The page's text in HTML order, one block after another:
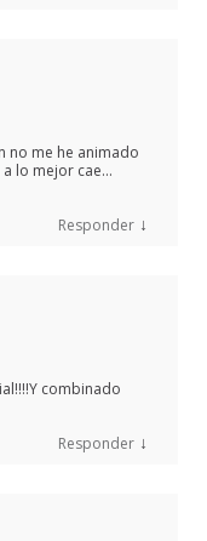
no me he animado
lo mejor cae…
Responder ↓
combinado
Responder ↓